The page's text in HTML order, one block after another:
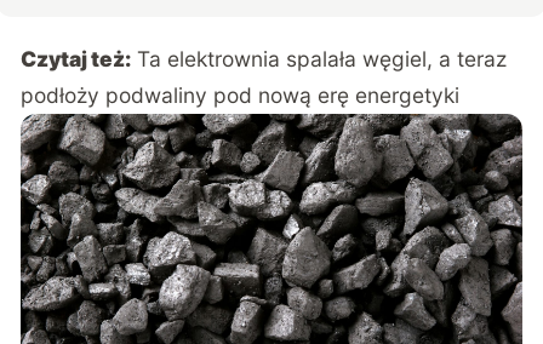
Czytaj też: Ta elektrownia spalała węgiel, a teraz
podłoży podwaliny pod nową erę energetyki